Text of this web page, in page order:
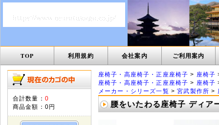
TOP 利用規約 会社案内 ご利用案内
合計数量： 0
商品金額： 0円
座椅子・高座椅子・正座座椅子 > 座椅子
座椅子・高座椅子・正座座椅子 > 座椅子
メーカー・シリーズ一覧 >宮武製作所 >
腰をいたわる座椅子 ディア